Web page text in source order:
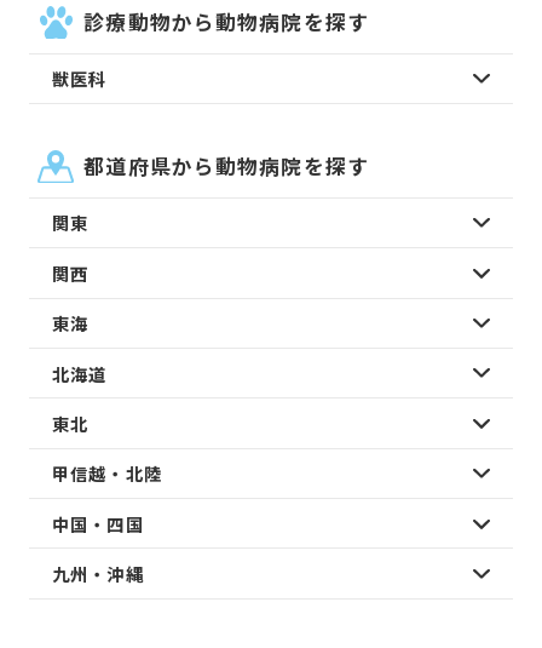
診療動物から動物病院を探す
獣医科
都道府県から動物病院を探す
関東
関西
東海
北海道
東北
甲信越・北陸
中国・四国
九州・沖縄